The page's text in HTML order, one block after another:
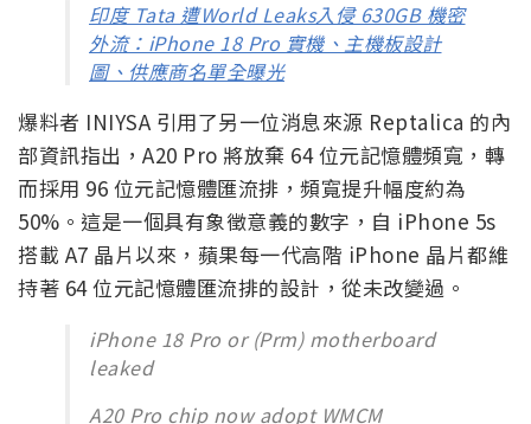
這次的爆料熱度異常高，部分原因在於一場安全事
件。據報導，Tata Electronics 工廠上週發生一起安
全漏洞事件，洩漏了高達 630GB 的資料集，其中包括
iPhone 18 Pro 的主機板設計圖與 A20 Pro 規格表。
而近期的相關爆料都是基於這些資料而來。
印度 Tata 遭World Leaks入侵 630GB 機密
外流：iPhone 18 Pro 實機、主機板設計
圖、供應商名單全曝光
爆料者 INIYSA 引用了另一位消息來源 Reptalica 的內
部資訊指出，A20 Pro 將放棄 64 位元記憶體頻寬，轉
而採用 96 位元記憶體匯流排，頻寬提升幅度約為
50%。這是一個具有象徵意義的數字，自 iPhone 5s